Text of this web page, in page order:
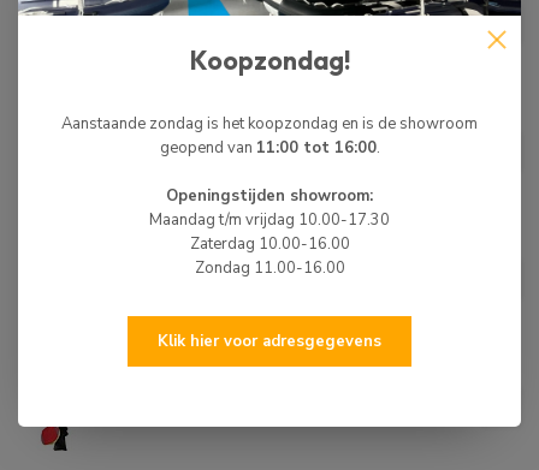
HIBO PRO
Niet op voorraad
Buitenboordmotorhoes 600D
Blauw
Buitenboordmotorhoes
Volledig 600D Blauw
Koopzondag!
Aanstaande zondag is het koopzondag en is de showroom
geopend van 11:00 tot 16:00.
Openingstijden showroom:
Maandag t/m vrijdag 10.00-17.30
Zaterdag 10.00-16.00
Zondag 11.00-16.00
Klik hier voor adresgegevens